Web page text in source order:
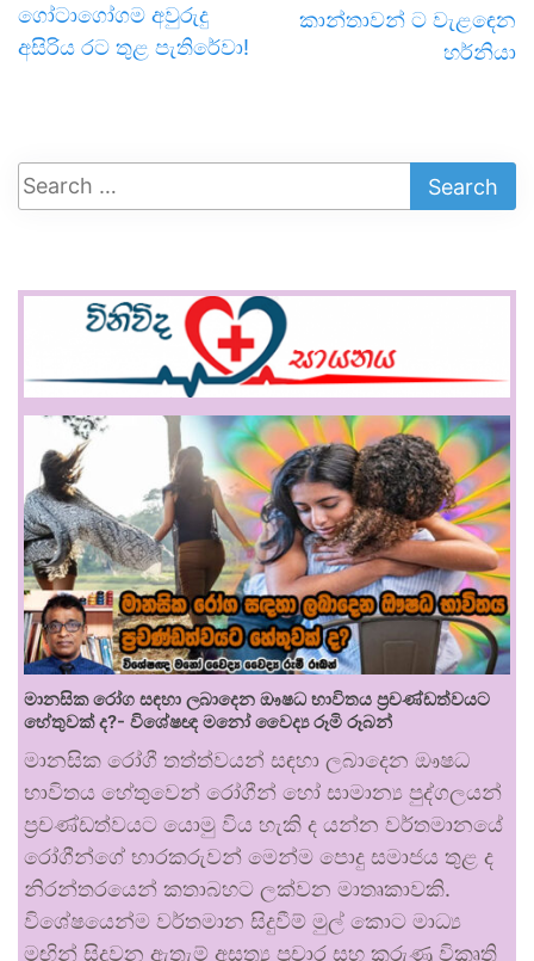
ගෝටාගෝගම අවුරුදු
අසිරිය රට තුළ පැතිරේවා!
කාන්තාවන් ට වැළඳෙන
හර්නියා
මානසික රෝග සඳහා ලබාදෙන ඖෂධ භාවිතය ප්‍රචණ්ඩත්වයට
හේතුවක් ද?- විශේෂඥ මනෝ වෛද්‍ය රූමි රූබන්
මානසික රෝගී තත්ත්වයන් සඳහා ලබාදෙන ඖෂධ
භාවිතය හේතුවෙන් රෝගීන් හෝ සාමාන්‍ය පුද්ගලයන්
ප්‍රචණ්ඩත්වයට යොමු විය හැකි ද යන්න වර්තමානයේ
රෝගීන්ගේ භාරකරුවන් මෙන්ම පොදු සමාජය තුළ ද
නිරන්තරයෙන් කතාබහට ලක්වන මාතෘකාවකි.
විශේෂයෙන්ම වර්තමාන සිදුවීම් මුල් කොට මාධ්‍ය
මඟින් සිදුවන ඇතැම් අසත්‍ය ප්‍රචාර සහ කරුණු විකෘති